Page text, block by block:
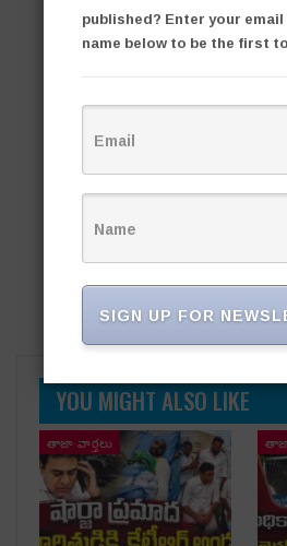
YOU MIGHT ALSO LIKE
తాజా వార్తలు తాజా
published? Enter your
name below to be the first
SIGN UP FOR